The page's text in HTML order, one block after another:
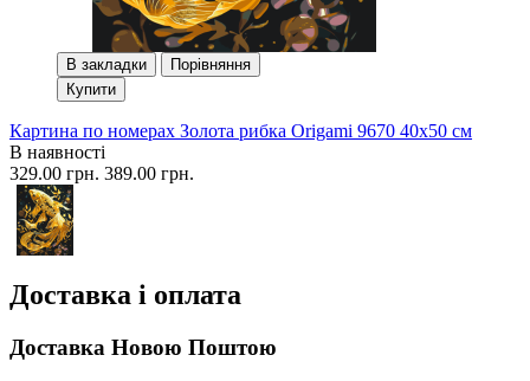
В закладки
Порівняння
Купити
Картина по номерах Золота рибка Origami 9670 40x50 см
В наявності
329.00 грн. 389.00 грн.
Доставка і оплата
Доставка Новою Поштою